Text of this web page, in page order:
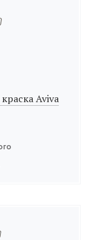
Aviva